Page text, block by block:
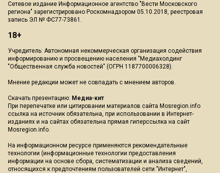
Сетевое издание Информационное агентство "Вести Московского
региона" зарегистрировано Роскомнадзором 05.10.2018, реестровая
запись ЭЛ № ФС77-73861.
18+
Учредитель: Автономная некоммерческая организация содействия
информированию и просвещению населения "Медиахолдинг
"Общественная служба новостей" (ОГРН 1187700006328).
Мнение редакции может не совпадать с мнением авторов.
Скачать презентацию: Медиа-кит
При перепечатке или цитировании материалов сайта Mosregion.info
ссылка на источник обязательна, при использовании в Интернет-
изданиях и на сайтах обязательна прямая гиперссылка на сайт
Mosregion.info.
На информационном ресурсе применяются рекомендательные
технологии (информационные технологии предоставления
информации на основе сбора, систематизации и анализа сведений,
относящихся к предпочтениям пользователей сети "Интернет",